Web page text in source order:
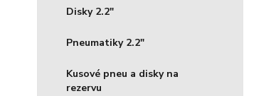
Disky 2.2"
Pneumatiky 2.2"
Kusové pneu a disky na
rezervu